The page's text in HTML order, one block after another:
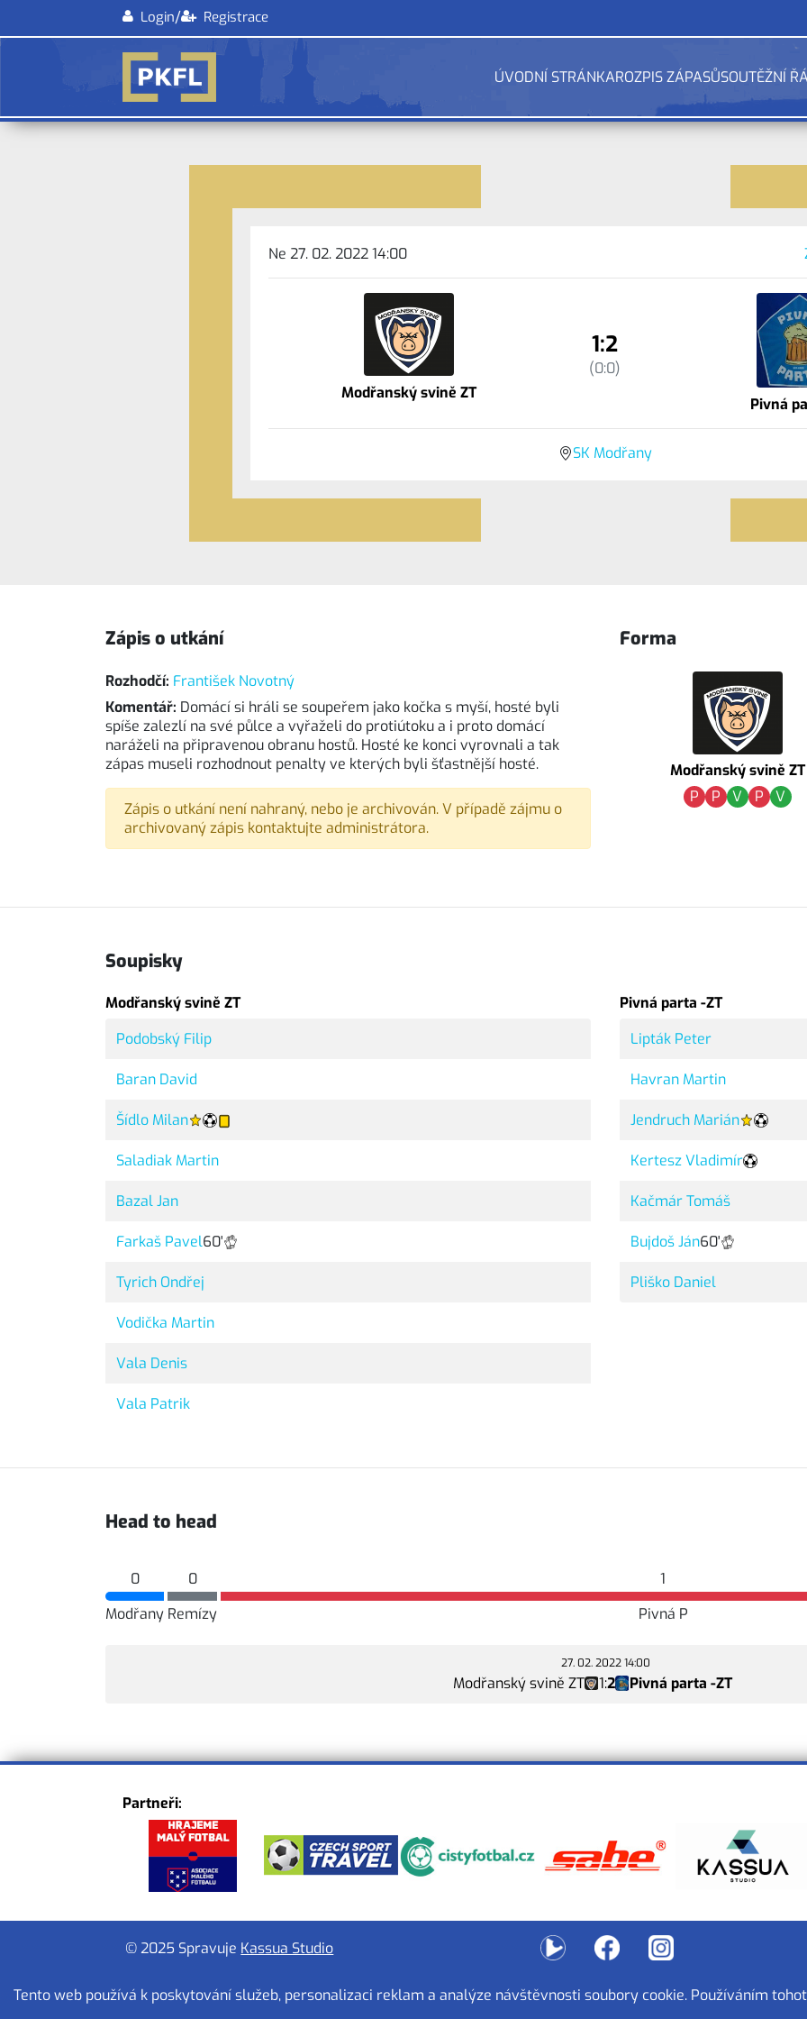
Login/ Registrace
ÚVODNÍ STRÁNKAROZPIS ZÁPASŮSOUTĚŽNÍ
Ne 27. 02. 2022 14:00
Modřanský svině ZT
1:2
(0:0)
Pivná
SK Modřany
Zápis o utkání
Rozhodčí: František Novotný
Komentář: Domácí si hráli se soupeřem jako kočka s myší, hosté byli
spíše zalezlí na své půlce a vyřaželi do protiútoku a i proto domácí
naráželi na připravenou obranu hostů. Hosté ke konci vyrovnali a tak
zápas museli rozhodnout penalty ve kterých byli šťastnější hosté.
Zápis o utkání není nahraný, nebo je archivován. V případě zájmu o
archivovaný zápis kontaktujte administrátora.
Forma
Modřanský svině ZT
P
P V P V
Soupisky
Modřanský svině ZT
Podobský Filip
Baran David
Šídlo Milan
Saladiak Martin
Bazal Jan
Farkaš Pavel60'
Tyrich Ondřej
Vodička Martin
Vala Denis
Vala Patrik
Pivná parta -ZT
Lipták Peter
Havran Martin
Jendruch Marián
Kertesz Vladimír
Kačmár Tomáš
Bujdoš Ján60'
Pliško Daniel
Head to head
0
Modřany
0
Remízy
1
Pivná P
27. 02. 2022 14:00
Modřanský svině ZT 1:2 Pivná parta -ZT
Partneři:
© 2025 Spravuje Kassua Studio
Tento web používá k poskytování služeb, personalizaci reklam a analýze návštěvnosti soubory cookie. Používáním